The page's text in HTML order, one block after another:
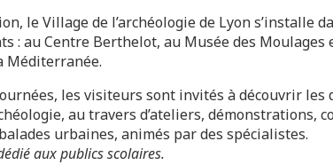
le Village de l’archéologie de Lyon s’installe
: au Centre Berthelot, au Musée des Moulages
Méditerranée.
les visiteurs sont invités à découvrir les
au travers d’ateliers, démonstrations,
urbaines, animés par des spécialistes.
aux publics scolaires.